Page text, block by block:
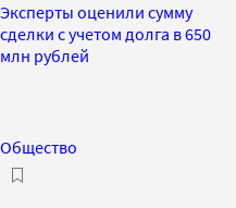
Эксперты оценили сумму
сделки с учетом долга в 650
млн рублей
Общество